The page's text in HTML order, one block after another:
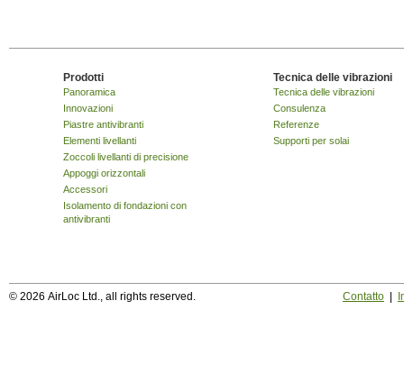
Prodotti
Panoramica
Innovazioni
Piastre antivibranti
Elementi livellanti
Zoccoli livellanti di precisione
Appoggi orizzontali
Accessori
Isolamento di fondazioni con
antivibranti
Tecnica delle vibrazioni
Tecnica delle vibrazioni
Consulenza
Referenze
Supporti per solai
© 2026 AirLoc Ltd., all rights reserved. Contatto